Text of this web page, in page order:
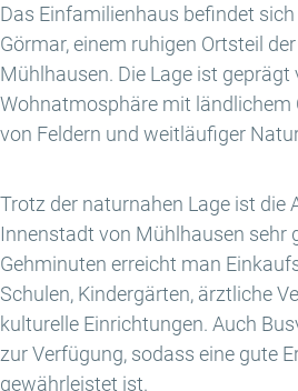
Das Einfamilienhaus befindet
Görmar, einem ruhigen Ortsteil
Mühlhausen. Die Lage ist geprägt
Wohnatmosphäre mit ländlichem
von Feldern und weitläufiger
Trotz der naturnahen Lage ist die
Innenstadt von Mühlhausen sehr
Gehminuten erreicht man
Schulen, Kindergärten, ärztliche
kulturelle Einrichtungen. Auch
zur Verfügung, sodass eine gute
gewährleistet ist.